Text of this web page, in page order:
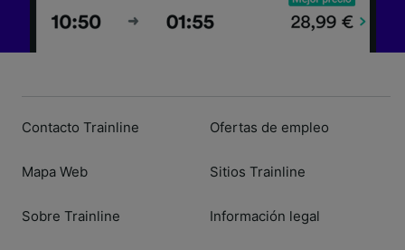
Contacto Trainline
Mapa Web
Sobre Trainline
Ofertas de empleo
Sitios Trainline
Información legal